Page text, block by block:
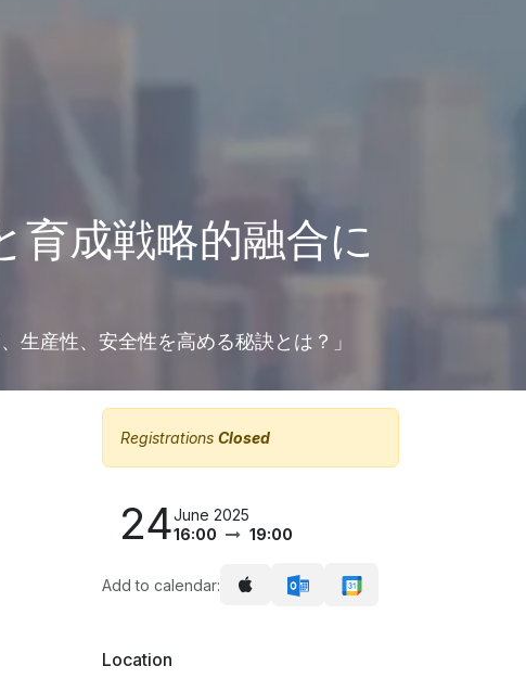
育成戦略的融合に
生産性、安全性を高める秘訣とは？」
Registrations Closed
24June 2025
16:00
19:00
Add to calendar:
Location